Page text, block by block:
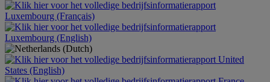
Luxembourg (Français)
Luxembourg (English)
United
States (English)